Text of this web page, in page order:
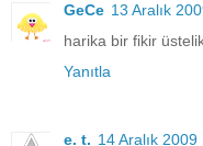
GeCe 13 Aralık
harika bir fikir
Yanıtla
e. t. 14 Aralık 2009